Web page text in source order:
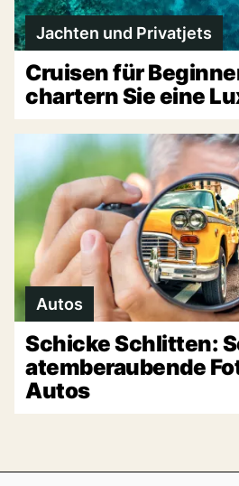
Jachten und Privatjets
Cruisen für
chartern Sie eine
Autos
Schicke Schlitten:
atemberaubende
Autos